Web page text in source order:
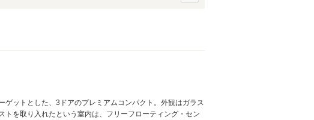
ットとした、3ドアのプレミアムコンパクト。外観はガラス
を取り入れたという室内は、フリーフローティング・セン